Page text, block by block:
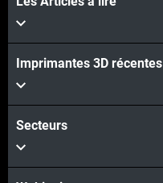
Imprimantes 3D récentes
Secteurs